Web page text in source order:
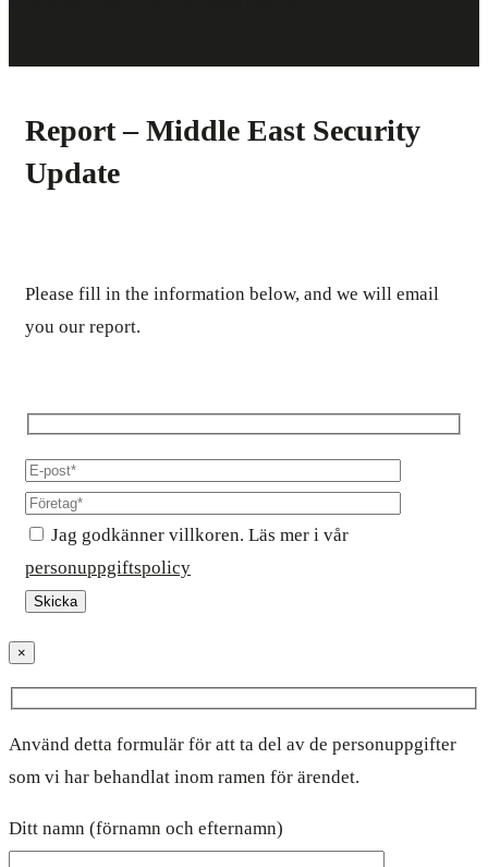
Report – Middle East Security
Update
Please fill in the information below, and we will email
you our report.
Jag godkänner villkoren. Läs mer i vår
personuppgiftspolicy
×
Använd detta formulär för att ta del av de personuppgifter
som vi har behandlat inom ramen för ärendet.
Ditt namn (förnamn och efternamn)